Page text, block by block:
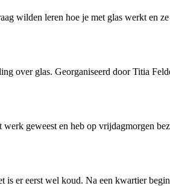
wilden leren hoe je met glas werkt en
over glas. Georganiseerd door Titia
geweest en heb op vrijdagmorgen
er eerst wel koud. Na een kwartier